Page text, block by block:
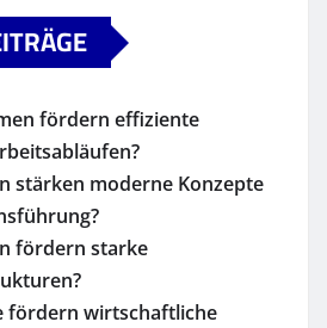
fördern effiziente
stärken moderne Konzepte
fördern starke
fördern wirtschaftliche